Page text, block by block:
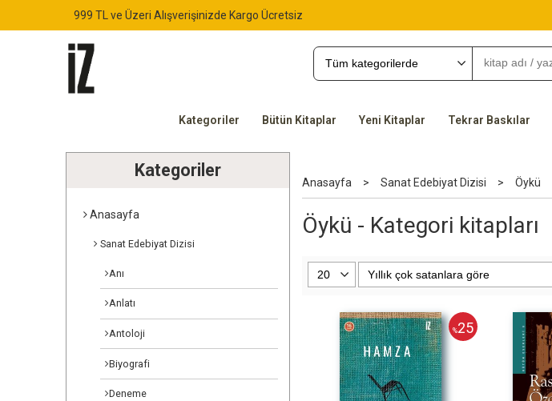
999 TL ve Üzeri Alışverişinizde Kargo Ücretsiz
Kategoriler Bütün Kitaplar Yeni Kitaplar Tekrar Baskılar
Kategoriler
Anasayfa
Sanat Edebiyat Dizisi
Anı
Anlatı
Antoloji
Biyografi
Deneme
Anasayfa > Sanat Edebiyat Dizisi > Öykü
Öykü - Kategori kitapları
%25